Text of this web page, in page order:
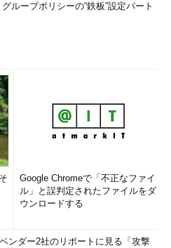
ループポリシーの“鉄板”設定パート
Google Chromeで「不正なファイ
ル」と誤判定されたファイルをダ
ウンロードする
ンダー2社のリポートに見る「攻撃